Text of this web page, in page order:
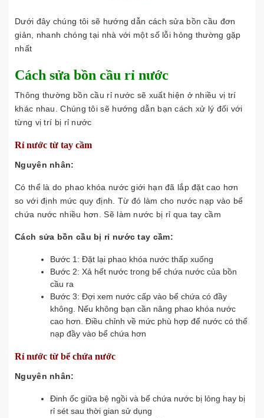
Dưới đây chúng tôi sẽ hướng dẫn cách sửa bồn cầu đơn
giản, nhanh chóng tại nhà với một số lỗi hỏng thường gặp
nhất
Cách sửa bồn cầu rỉ nước
Thông thường bồn cầu rỉ nước sẽ xuất hiện ở nhiều vị trí
khác nhau. Chúng tôi sẽ hướng dẫn bạn cách xử lý đối với
từng vị trí bị rỉ nước
Rỉ nước từ tay cầm
Nguyên nhân:
Có thể là do phao khóa nước giới hạn đã lắp đặt cao hơn
so với định mức quy định. Từ đó làm cho nước nạp vào bể
chứa nước nhiều hơn. Sẽ làm nước bị rỉ qua tay cầm
Cách sửa bồn cầu bị rỉ nước tay cầm:
Bước 1: Đặt lại phao khóa nước thấp xuống
Bước 2: Xả hết nước trong bể chứa nước của bồn
cầu ra
Bước 3: Đợi xem nước cấp vào bể chứa có đầy
không. Nếu không bạn cần nâng phao khóa nước
cao hơn. Điều chỉnh về mức phù hợp để nước có thể
nạp đầy vào bể chứa hơn
Rỉ nước từ bể chứa nước
Nguyên nhân:
Đinh ốc giữa bệ ngồi và bể chứa nước bị lỏng hay bị
rỉ sét sau thời gian sử dụng